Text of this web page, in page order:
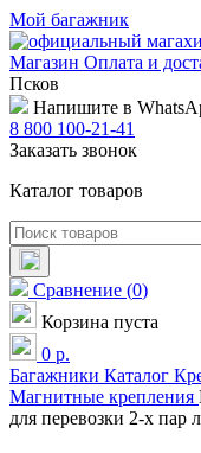
Мой багажник
Магазин Оплата и
Псков
Напишите в
8 800 100-21-41
Заказать звонок
Каталог товаров
Сравнение (0)
Корзина пуста
0 р.
Багажники Каталог
Магнитные крепления
для перевозки 2-х